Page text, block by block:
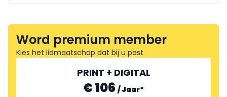
Word premium member
Kies het lidmaatschap dat bij u past
PRINT + DIGITAL
€ 106 /Jaar*